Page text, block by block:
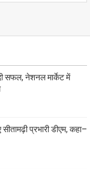
सफल, नेशनल मार्केट में
प्रभारी डीएम, कहा–